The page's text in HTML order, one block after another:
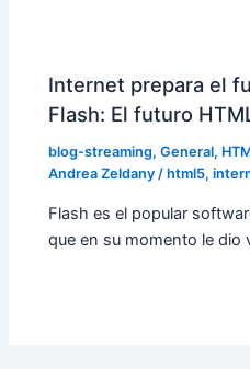
Internet prepara el
Flash: El futuro
blog-streaming,General,
Andrea Zeldany /html5,
Flash es el popular
que en su momento le dio